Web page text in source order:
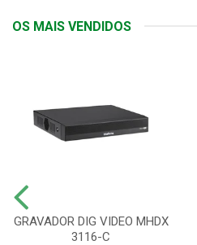
OS MAIS VENDIDOS
GRAVADOR DIG VIDEO MHDX
3116-C